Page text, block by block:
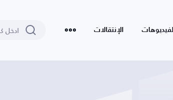
الفيديوهات الإنتقالات